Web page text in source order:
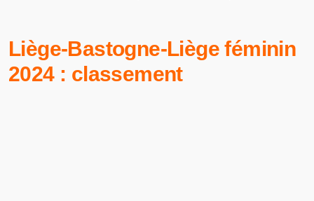
Liège-Bastogne-Liège féminin
2024 : classement